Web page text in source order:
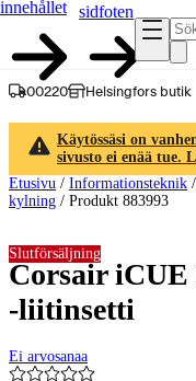
innehållet
sidfoten
00220 Helsingfors butik
Käytössäsi on
sivusto ei enää tue.
Etusivu / Informationsteknik /
kylning / Produkt 883993
Corsair
-liitinsetti
Ei arvosanaa
Slutförsäljning